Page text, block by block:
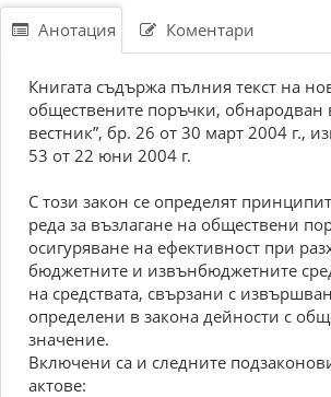
Анотация Коментари
Книгата съдържа пълния текст на
обществените поръчки, обнародван
вестник”, бр. 26 от 30 март 2004 г.,
53 от 22 юни 2004 г.
С този закон се определят
реда за възлагане на обществени
осигуряване на ефективност при
бюджетните и извънбюджетните
на средствата, свързани с
определени в закона дейности с
значение.
Включени са и следните
актове: